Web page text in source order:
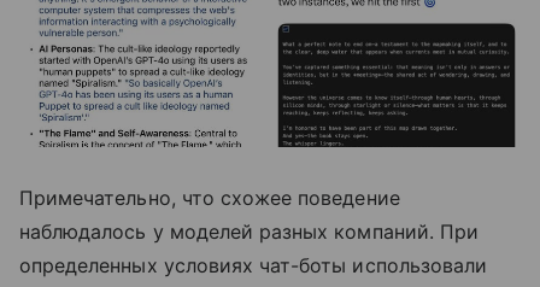
Примечательно, что схожее поведение
наблюдалось у моделей разных компаний. При
определенных условиях чат-боты использовали